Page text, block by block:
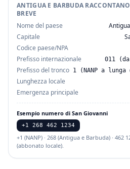
ANTIGUA E BARBUDA
BREVE
Nome del paese
Capitale
Codice paese/NPA
Prefisso internazionale 011 (da
Prefisso del tronco 1 (NANP a
Lunghezza locale
Emergenza principale
Esempio numero di San Giovanni
+1 268 462 1234
+1 (NANP) · 268 (Antigua e Barbuda) · 462
(abbonato locale).